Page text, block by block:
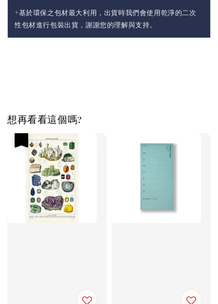
+基於環保之包材最大利用，出貨時我們會使用乾淨的二次
性包材進行包裝出貨，謝謝您的理解與支持。
想再看看這個嗎?